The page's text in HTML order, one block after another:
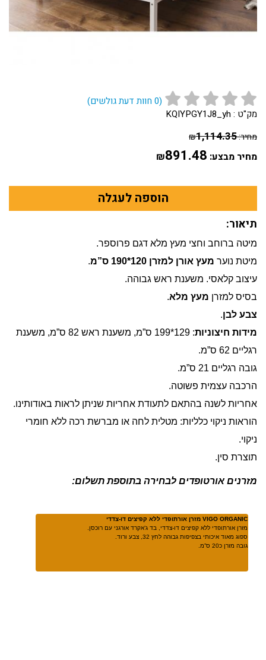
(
0 חוות דעת גולשים)
מק"ט :KQIYPGY1J8_yh
מחיר: ₪1,114.35
מחיר מבצע: ₪891.48
תיאור:
מיטה ברוחב וחצי מעץ מלא דגם פרוספר.
מיטת נוער מעץ אורן למזרן 120*190 ס”מ
.
עיצוב קלאסי. משענת ראש גבוהה.
בסיס למזרן מעץ מלא.
צבע לבן.
מידות חיצוניות
: 129*199 ס”מ, משענת ראש 82 ס”מ, משענת
רגליים 62 ס”מ.
גובה רגליים 21 ס”מ.
הרכבה עצמית פשוטה.
אחריות לשנה בהתאם לתעודת אחריות שניתן לראות באודותינו.
הוראות ניקוי כלליות: מטלית לחה או מברשת רכה ללא חומרי
ניקוי.
תוצרת סין.
מזרנים אורטופדים לבחירה בתוספת תשלום:
VIGO ORGANIC מזרן אורתופדי ללא קפיצים דו-צדדי
מזרן אורתופדי ללא קפיצים דו-צדדי, בד ג’אקרד אורגני עם רוכסן.
ספוג מאוד איכותי בצפיפות גבוהה לחץ 32, צבע ורוד.
גובה מזרן כ20 ס”מ.